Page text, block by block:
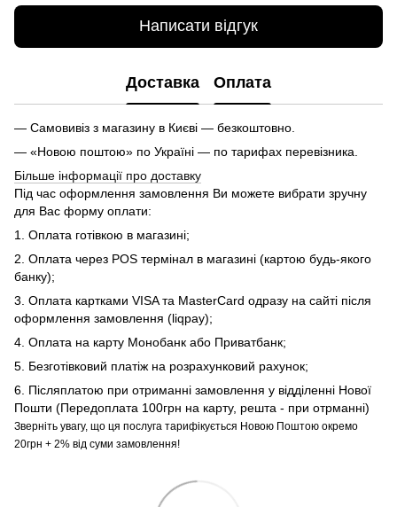
Написати відгук
Доставка Оплата
— Самовивіз з магазину в Києві — безкоштовно.
— «Новою поштою» по Україні — по тарифах перевізника.
Більше інформації про доставку
Під час оформлення замовлення Ви можете вибрати зручну
для Вас форму оплати:
1. Оплата готівкою в магазині;
2. Оплата через POS термінал в магазині (картою будь-якого
банку);
3. Оплата картками VISA та MasterCard одразу на сайті після
оформлення замовлення (liqpay);
4. Оплата на карту Монобанк або Приватбанк;
5. Безготівковий платіж на розрахунковий рахунок;
6. Післяплатою при отриманні замовлення у відділенні Нової
Пошти (Передоплата 100грн на карту, решта - при отрманні)
Зверніть увагу, що ця послуга тарифікується Новою Поштою окремо
20грн + 2% від суми замовлення!